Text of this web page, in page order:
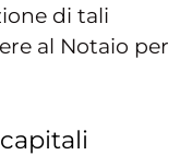
di tali
al Notaio per